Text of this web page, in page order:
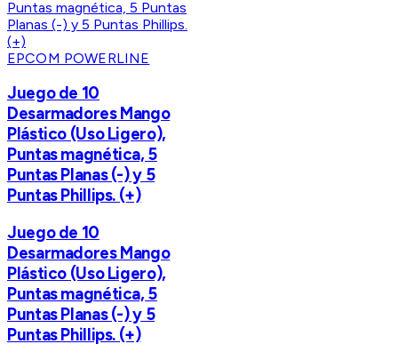
EPCOM POWERLINE
Juego de 10
Desarmadores Mango
Plástico (Uso Ligero),
Puntas magnética, 5
Puntas Planas (-) y 5
Puntas Phillips. (+)
Juego de 10
Desarmadores Mango
Plástico (Uso Ligero),
Puntas magnética, 5
Puntas Planas (-) y 5
Puntas Phillips. (+)